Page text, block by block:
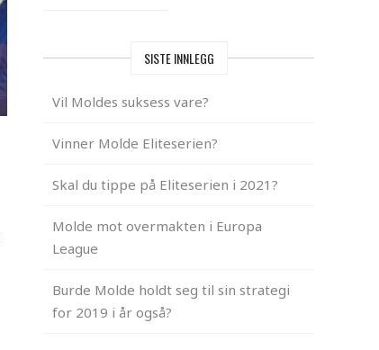
SISTE INNLEGG
Vil Moldes suksess vare?
Vinner Molde Eliteserien?
Skal du tippe på Eliteserien i 2021?
Molde mot overmakten i Europa
League
Burde Molde holdt seg til sin strategi
for 2019 i år også?